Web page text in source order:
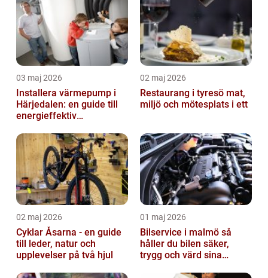
03 maj 2026
Installera värmepump i
Härjedalen: en guide till
energieffektiv
02 maj 2026
Restaurang i tyresö mat,
miljö och mötesplats i ett
02 maj 2026
Cyklar Åsarna - en guide
till leder, natur och
upplevelser på två hjul
01 maj 2026
Bilservice i malmö så
håller du bilen säker,
trygg och värd sina